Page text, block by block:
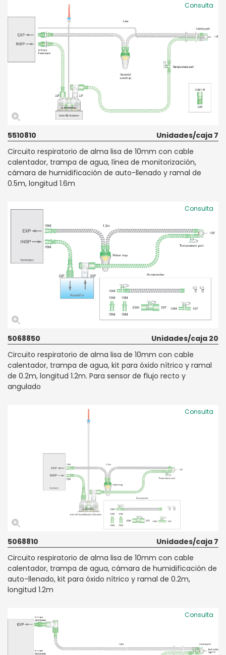
Consulta
5510810
Unidades/caja 7
Circuito respiratorio de alma lisa de 10mm con cable
calentador, trampa de agua, línea de monitorización,
cámara de humidificación de auto-llenado y ramal de
0.5m, longitud 1.6m
Consulta
5068850
Unidades/caja 20
Circuito respiratorio de alma lisa de 10mm con cable
calentador, trampa de agua, kit para óxido nítrico y ramal
de 0.2m, longitud 1.2m. Para sensor de flujo recto y
angulado
Consulta
5068810
Unidades/caja 7
Circuito respiratorio de alma lisa de 10mm con cable
calentador, trampa de agua, cámara de humidificación de
auto-llenado, kit para óxido nítrico y ramal de 0.2m,
longitud 1.2m
Consulta